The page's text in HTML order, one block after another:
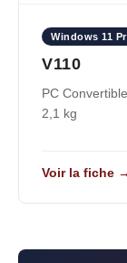
Windows 11
V110
PC
2,1 kg
Voir la fiche →